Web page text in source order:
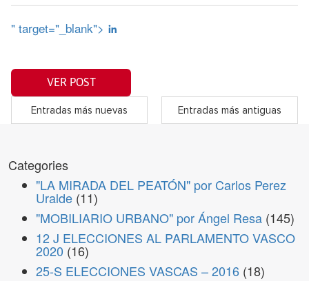
" target="_blank">
VER POST
Entradas más nuevas Entradas más antiguas
Categories
"LA MIRADA DEL PEATÓN" por Carlos Perez
Uralde (11)
"MOBILIARIO URBANO" por Ángel Resa (145)
12 J ELECCIONES AL PARLAMENTO VASCO
2020 (16)
25-S ELECCIONES VASCAS – 2016 (18)